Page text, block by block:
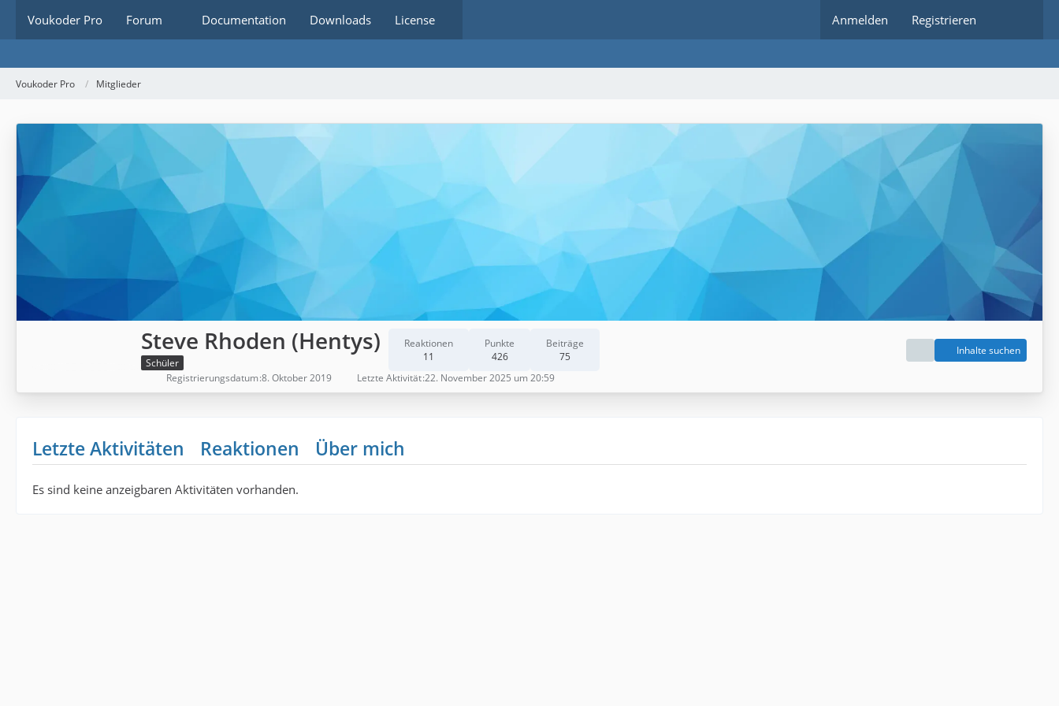
Voukoder Pro Forum Documentation Downloads License Anmelden Registrieren
Voukoder Pro Mitglieder
Steve Rhoden (Hentys)
Schüler
Reaktionen
11
Punkte
426
Beiträge
75
Inhalte suchen
Registrierungsdatum 8. Oktober 2019 Letzte Aktivität 22. November 2025 um 20:59
Letzte Aktivitäten Reaktionen Über mich
Es sind keine anzeigbaren Aktivitäten vorhanden.